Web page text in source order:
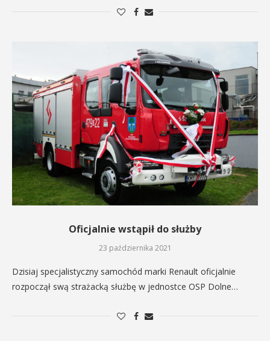
Oficjalnie wstąpił do służby
23 października 2021
Dzisiaj specjalistyczny samochód marki Renault oficjalnie
rozpoczął swą strażacką służbę w jednostce OSP Dolne…